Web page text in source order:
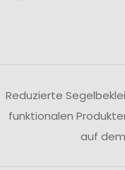
Reduzierte
funktionalen
auf